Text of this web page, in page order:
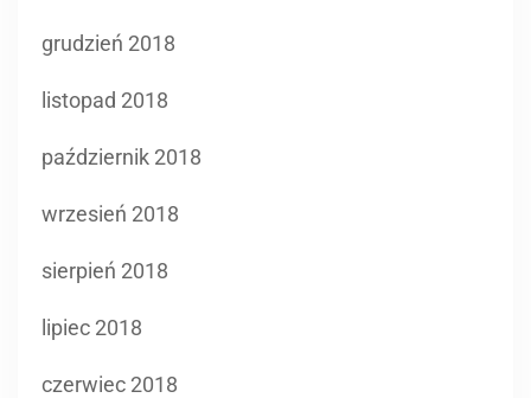
grudzień 2018
listopad 2018
październik 2018
wrzesień 2018
sierpień 2018
lipiec 2018
czerwiec 2018